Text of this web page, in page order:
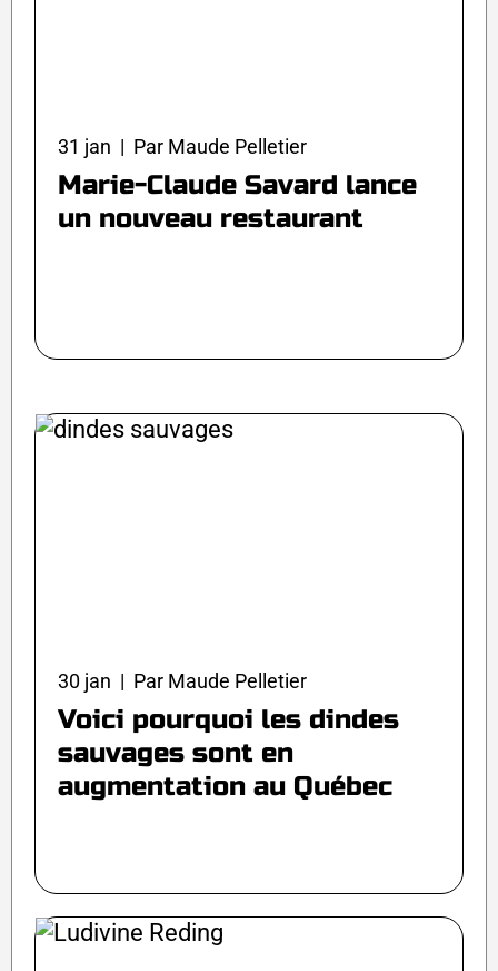
31 jan | Par Maude Pelletier
Marie-Claude Savard lance
un nouveau restaurant
30 jan | Par Maude Pelletier
Voici pourquoi les dindes
sauvages sont en
augmentation au Québec